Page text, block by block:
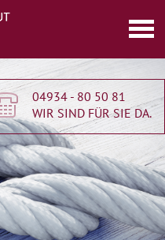
04934 - 80 50 81
WIR SIND FÜR SIE DA.